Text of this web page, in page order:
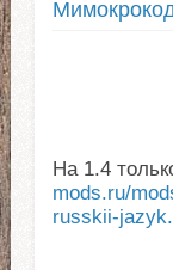
На 1.4
mods.ru/
russkii-